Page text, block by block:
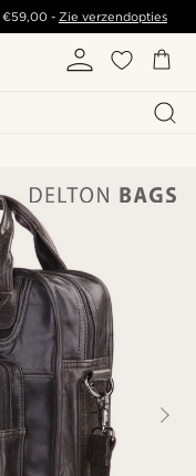
€59,00- Zie verzendopties